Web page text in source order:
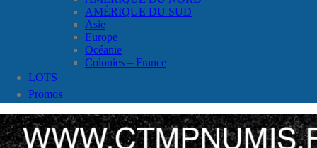
AMÉRIQUE DU SUD
Asie
Europe
Océanie
Colonies – France
LOTS
Promos